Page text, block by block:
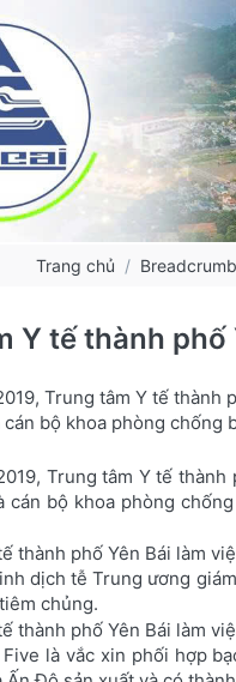
Trang chủ
Y tế thành phố
Trung tâm Y tế
bộ khoa phòng chống
Trung tâm Y tế
cán bộ khoa phòng
dịch tễ Trung ương
chủng.
Five là vắc xin phối hợp